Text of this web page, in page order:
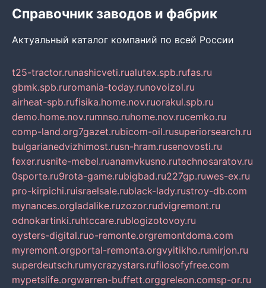
Справочник заводов и фабрик
Актуальный каталог компаний по всей России
t25-tractor.runashicveti.rualutex.spb.rufas.ru
gbmk.spb.ruromania-today.runovoizol.ru
airheat-spb.rufisika.home.nov.ruorakul.spb.ru
demo.home.nov.rumnso.ruhome.nov.rucemko.ru
comp-land.org7gazet.rubicom-oil.rusuperiorsearch.ru
bulgarianedvizhimost.rusn-hram.rusenovosti.ru
fexer.rusnite-mebel.ruanamvkusno.rutechnosaratov.ru
0sporte.ru9rota-game.rubigbad.ru227gp.ruwes-ex.ru
pro-kirpichi.ruisraelsale.rublack-lady.rustroy-db.com
mynances.orgladalike.ruzozor.rudvigremont.ru
odnokartinki.ruhtccare.rublogizotovoy.ru
oysters-digital.ruo-remonte.orgremontdoma.com
myremont.orgportal-remonta.orgvyitikho.rumirjon.ru
superdeutsch.rumycrazystars.rufilosofyfree.com
mypetslife.orgwarren-buffett.orggreleon.comsp-or.ru